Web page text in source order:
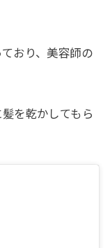
おり、美容師の
を乾かしてもら